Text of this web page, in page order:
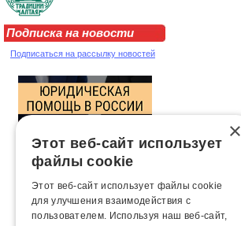
Подписка на новости
Подписаться на рассылку новостей
×
Этот веб-сайт использует
файлы cookie
Этот веб-сайт использует файлы cookie
для улучшения взаимодействия с
пользователем. Используя наш веб-сайт,